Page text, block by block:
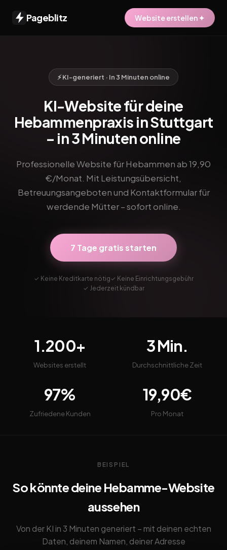
Pageblitz Website erstellen ✦
⚡ KI-generiert · In 3 Minuten online
KI-Website für deine
Hebammenpraxis in Stuttgart
– in 3 Minuten online
Professionelle Website für Hebammen ab 19,90
€/Monat. Mit Leistungsübersicht,
Betreuungsangeboten und Kontaktformular für
werdende Mütter – sofort online.
7 Tage gratis starten
✓ Keine Kreditkarte nötig✓ Keine Einrichtungsgebühr
✓ Jederzeit kündbar
1.200+
Websites erstellt
3 Min.
Durchschnittliche Zeit
97%
Zufriedene Kunden
19,90€
Pro Monat
BEISPIEL
So könnte deine Hebamme-Website
aussehen
Von der KI in 3 Minuten generiert – mit deinen echten
Daten, deinem Namen, deiner Adresse